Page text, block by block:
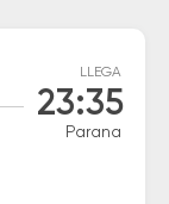
LLEGA
23:35
Parana